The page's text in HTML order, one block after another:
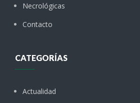
Necrológicas
Contacto
CATEGORÍAS
Actualidad